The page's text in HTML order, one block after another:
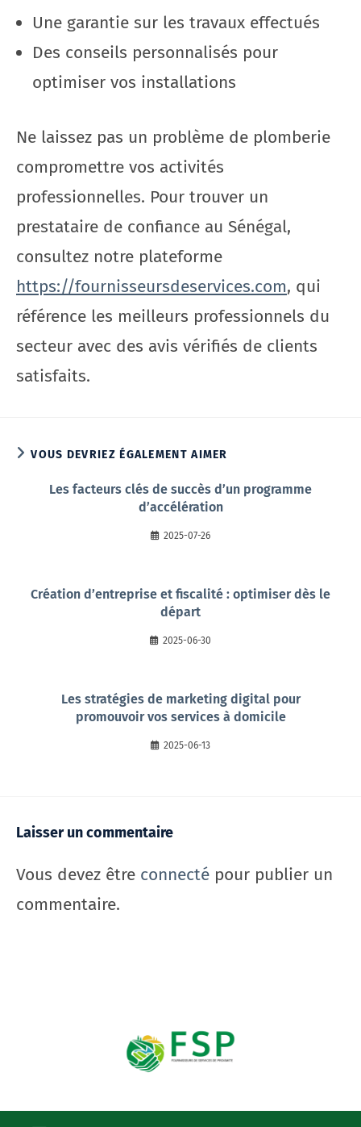
Une garantie sur les travaux effectués
Des conseils personnalisés pour
optimiser vos installations
Ne laissez pas un problème de plomberie
compromettre vos activités
professionnelles. Pour trouver un
prestataire de confiance au Sénégal,
consultez notre plateforme
https://fournisseursdeservices.com, qui
référence les meilleurs professionnels du
secteur avec des avis vérifiés de clients
satisfaits.
VOUS DEVRIEZ ÉGALEMENT AIMER
Les facteurs clés de succès d’un programme
d’accélération
2025-07-26
Création d’entreprise et fiscalité : optimiser dès le
départ
2025-06-30
Les stratégies de marketing digital pour
promouvoir vos services à domicile
2025-06-13
Laisser un commentaire
Vous devez être connecté pour publier un
commentaire.